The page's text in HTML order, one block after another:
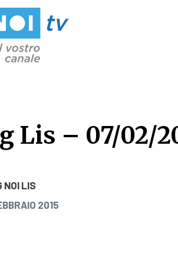
Lis – 07/02/
Lis – 07/02/
NOI LIS
IL
2015